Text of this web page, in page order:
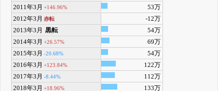
2011年3月 +146.96%
53万
2012年3月 赤転
-12万
2013年3月 黒転
54万
2014年3月 +26.57%
69万
2015年3月 -20.68%
54万
2016年3月 +123.84%
122万
2017年3月 -8.44%
112万
2018年3月 +18.96% 133万